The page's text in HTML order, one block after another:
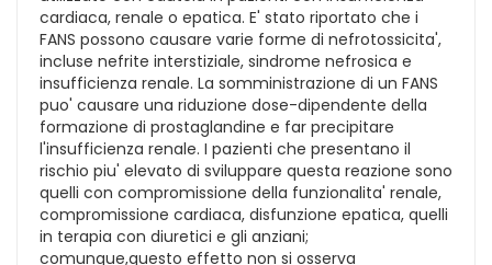
cardiaca, renale o epatica. E' stato riportato che i
FANS possono causare varie forme di nefrotossicita',
incluse nefrite interstiziale, sindrome nefrosica e
insufficienza renale. La somministrazione di un FANS
puo' causare una riduzione dose-dipendente della
formazione di prostaglandine e far precipitare
l'insufficienza renale. I pazienti che presentano il
rischio piu' elevato di sviluppare questa reazione sono
quelli con compromissione della funzionalita' renale,
compromissione cardiaca, disfunzione epatica, quelli
in terapia con diuretici e gli anziani;
comunque,questo effetto non si osserva